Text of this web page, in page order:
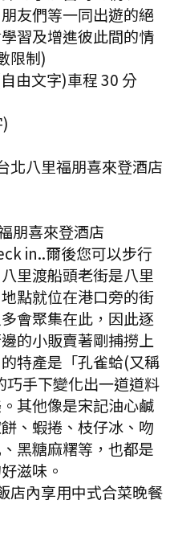
友們等一同出遊的絕
習及增進彼此間的情
限制)
由文字)車程30 分
北八里福朋喜來登酒店
朋喜來登酒店
in..爾後您可以步行
里渡船頭老街是八里
點就位在港口旁的街
會聚集在此，因此逐
的小販賣著剛捕撈上
特產是「孔雀蛤(又稱
手下變化出一道道料
其他像是宋記油心鹹
、蝦捲、枝仔冰、吻
黑糖麻糬等，也都是
滋味。
店內享用中式合菜晚餐